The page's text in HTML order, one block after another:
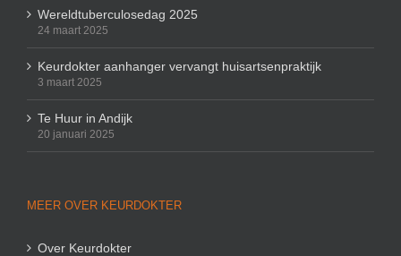
Wereldtuberculosedag 2025
24 maart 2025
Keurdokter aanhanger vervangt huisartsenpraktijk
3 maart 2025
Te Huur in Andijk
20 januari 2025
MEER OVER KEURDOKTER
Over Keurdokter